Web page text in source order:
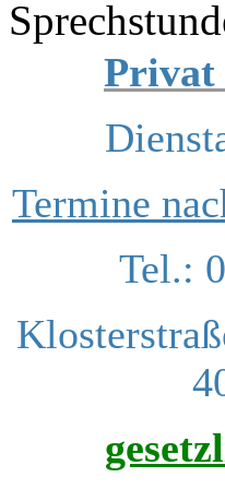
Privat
Termine
Tel.: